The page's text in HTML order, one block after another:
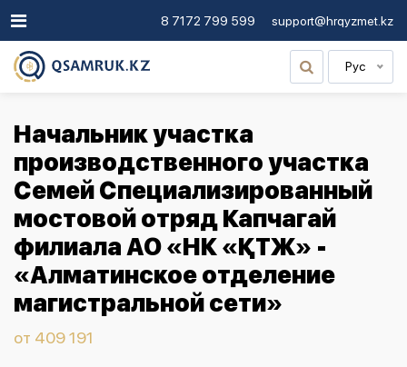
8 7172 799 599 support@hrqyzmet.kz
Рус
Начальник участка
производственного участка
Семей Специализированный
мостовой отряд Капчагай
филиала АО «НК «ҚТЖ» -
«Алматинское отделение
магистральной сети»
от 409 191